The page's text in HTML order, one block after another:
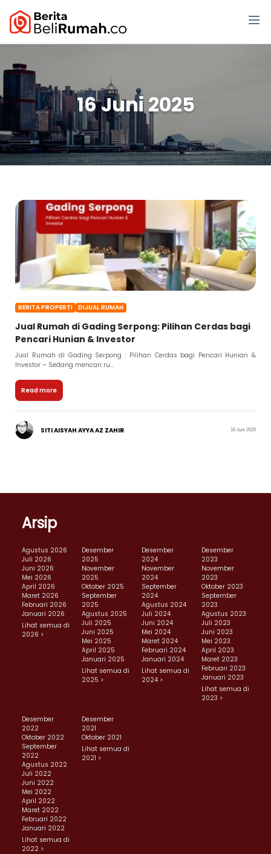
16 Juni 2025
BERITA PROPERTI DIJUAL RUMAH
Jual Rumah di Gading Serpong: Pilihan Cerdas bagi
Pencari Hunian & Investor
Jual Rumah di Gading Serpong : Pilihan Cerdas bagi Pencari Hunian &
Investor – Sedang mencari ru...
Read more
SITI AISYAH AYYA AZ ZAHIR 16 Juni 2025
Arsip
Agustus 2026
Juli 2026
Juni 2026
Mei 2026
April 2026
Maret 2026
Februari 2026
Januari 2026
Lihat semua di
2026 >
Desember
2025
November
2025
Oktober 2025
September
2025
Agustus 2025
Juli 2025
Juni 2025
Mei 2025
April 2025
Januari 2025
Lihat semua di
2025 >
Desember
2024
November
2024
September
2024
Agustus 2024
Juli 2024
Juni 2024
Mei 2024
Maret 2024
Februari 2024
Januari 2024
Lihat semua di
2024 >
Desember
2023
November
2023
Oktober 2023
September
2023
Agustus 2023
Juli 2023
Juni 2023
Mei 2023
April 2023
Maret 2023
Februari 2023
Januari 2023
Lihat semua di
2023 >
Desember
2022
Oktober 2022
September
2022
Agustus 2022
Juli 2022
Juni 2022
Mei 2022
April 2022
Maret 2022
Februari 2022
Januari 2022
Lihat semua di
2022 >
Desember
2021
Oktober 2021
Lihat semua di
2021 >